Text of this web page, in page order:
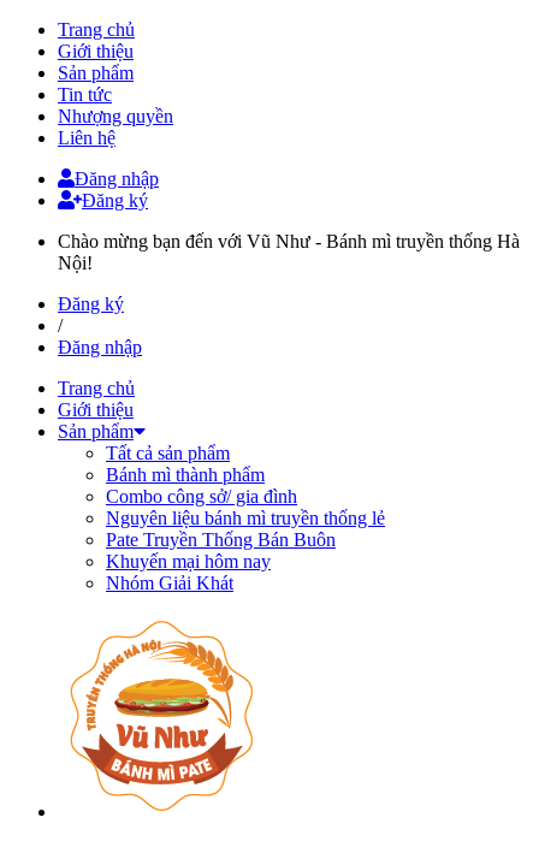
Trang chủ
Giới thiệu
Sản phẩm
Tin tức
Nhượng quyền
Liên hệ
Đăng nhập
Đăng ký
Chào mừng bạn đến với Vũ Như - Bánh mì truyền thống Hà
Nội!
Đăng ký
/
Đăng nhập
Trang chủ
Giới thiệu
Sản phẩm
Tất cả sản phẩm
Bánh mì thành phẩm
Combo công sở/ gia đình
Nguyên liệu bánh mì truyền thống lẻ
Pate Truyền Thống Bán Buôn
Khuyến mại hôm nay
Nhóm Giải Khát